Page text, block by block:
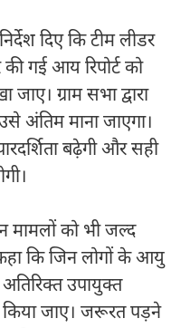
दिए कि टीम लीडर
गई आय रिपोर्ट को
ग्राम सभा द्वारा
अंतिम माना जाएगा।
बढ़ेगी और सही
मामलों को भी जल्द
कहा कि जिन लोगों के आयु
उपायुक्त
जाए। जरूरत पड़ने